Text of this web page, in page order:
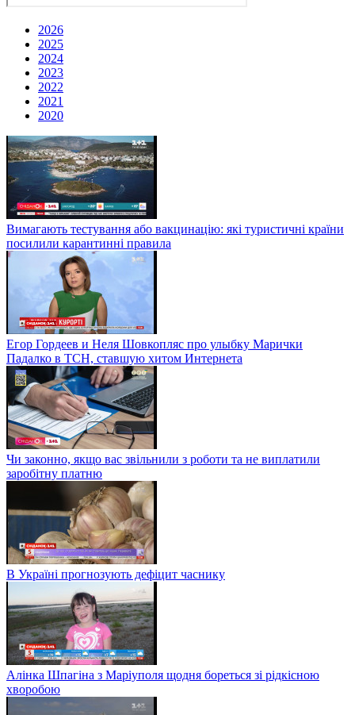
2026
2025
2024
2023
2022
2021
2020
Вимагають тестування або вакцинацію: які туристичні країни
посилили карантинні правила
Егор Гордеев и Неля Шовкопляс про улыбку Марички
Падалко в ТСН, ставшую хитом Интернета
Чи законно, якщо вас звільнили з роботи та не виплатили
заробітну платню
В Україні прогнозують дефіцит часнику
Алінка Шпагіна з Маріуполя щодня бореться зі рідкісною
хворобою